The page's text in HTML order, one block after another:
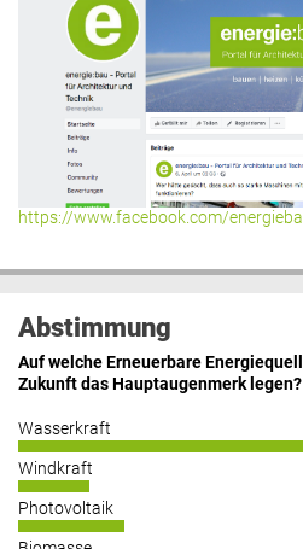
https://www.facebook.com/
Abstimmung
Auf welche Erneuerbare
Zukunft das Hauptaugenmerk legen?
Wasserkraft
Windkraft
Photovoltaik